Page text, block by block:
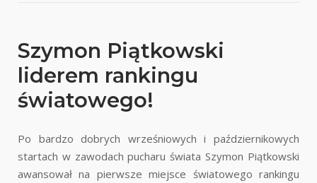
Szymon Piątkowski
liderem rankingu
światowego!
Po bardzo dobrych wrześniowych i październikowych
startach w zawodach pucharu świata Szymon Piątkowski
awansował na pierwsze miejsce światowego rankingu